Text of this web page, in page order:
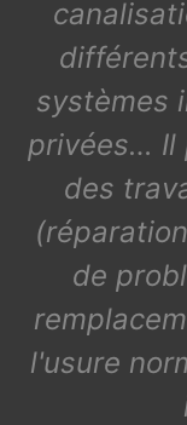
systèmes
privées… Il
des
de
l'usure